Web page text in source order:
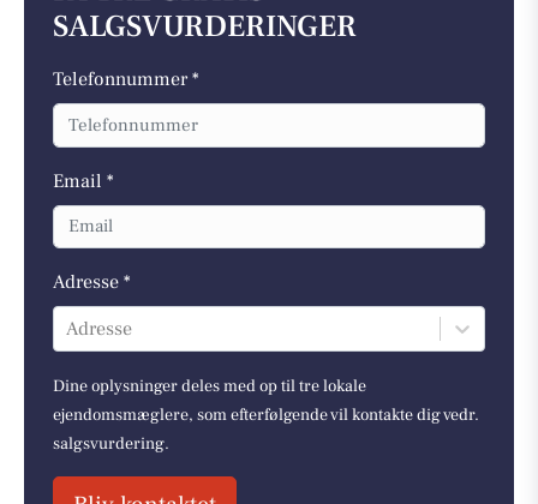
SALGSVURDERINGER
Telefonnummer *
Email *
Adresse *
Adresse
Dine oplysninger deles med op til tre lokale
ejendomsmæglere, som efterfølgende vil kontakte dig vedr.
salgsvurdering.